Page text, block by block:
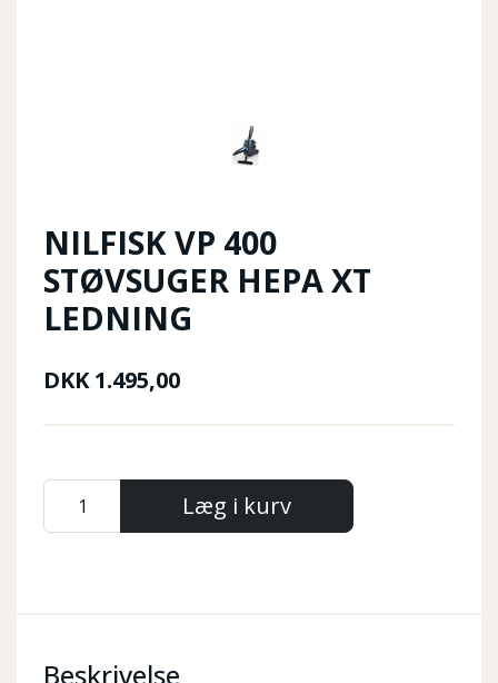
NILFISK VP 400
STØVSUGER HEPA XT
LEDNING
DKK1.495,00
Læg i kurv
Beskrivelse